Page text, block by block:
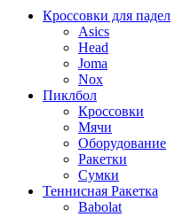
Кроссовки для падел
Asics
Head
Joma
Nox
Пиклбол
Кроссовки
Мячи
Оборудование
Ракетки
Сумки
Теннисная Ракетка
Babolat